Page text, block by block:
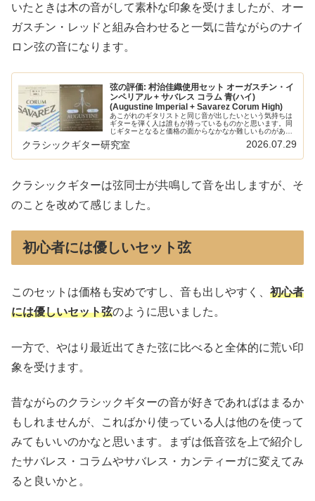
いたときは木の音がして素朴な印象を受けましたが、オー
ガスチン・レッドと組み合わせると一気に昔ながらのナイ
ロン弦の音になります。
弦の評価: 村治佳織使用セット オーガスチン・イ
ンペリアル + サバレス コラム 青(ハイ)
(Augustine Imperial + Savarez Corum High)
あこがれのギタリストと同じ音が出したいという気持ちは
ギターを弾く人は誰もが持っているものかと思います。同
じギターとなると価格の面からなかなか難しいものがあり
ますが、弦であればそれほど高くないので簡単にまねがで
きます。そんなあこがれが多いギタ…
クラシックギター研究室 2026.07.29
クラシックギターは弦同士が共鳴して音を出しますが、そ
のことを改めて感じました。
初心者には優しいセット弦
このセットは価格も安めですし、音も出しやすく、 初心者
には優しいセット弦のように思いました。
一方で、やはり最近出てきた弦に比べると全体的に荒い印
象を受けます。
昔ながらのクラシックギターの音が好きであればはまるか
もしれませんが、こればかり使っている人は他のを使って
みてもいいのかなと思います。まずは低音弦を上で紹介し
たサバレス・コラムやサバレス・カンティーガに変えてみ
ると良いかと。